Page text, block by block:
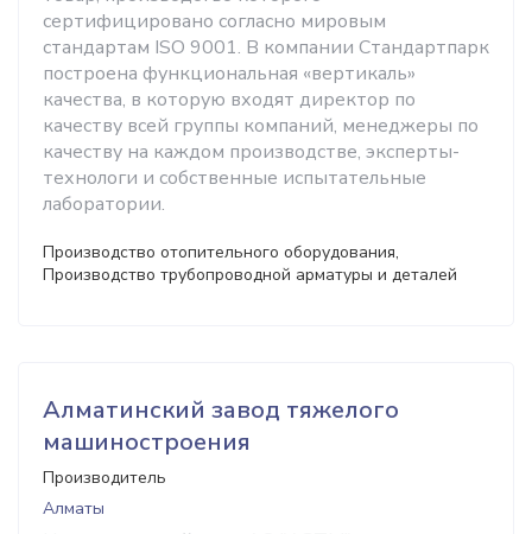
сертифицировано согласно мировым
стандартам ISO 9001. В компании Стандартпарк
построена функциональная «вертикаль»
качества, в которую входят директор по
качеству всей группы компаний, менеджеры по
качеству на каждом производстве, эксперты-
технологи и собственные испытательные
лаборатории.
Производство отопительного оборудования,
Производство трубопроводной арматуры и деталей
Алматинский завод тяжелого
машиностроения
Производитель
Алматы